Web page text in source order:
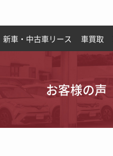
新車・中古車リース 車買取
お客様の声